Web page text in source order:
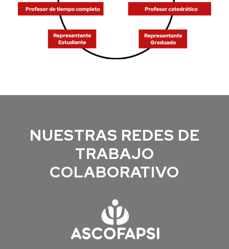
NUESTRAS REDES DE
TRABAJO
COLABORATIVO